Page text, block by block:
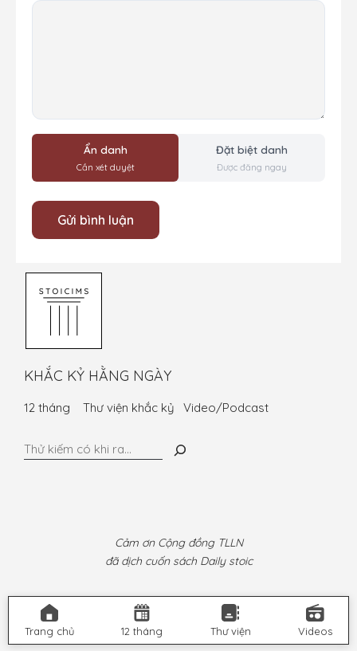
Bình
Ẩn danh
Cần xét duyệt
Đặt biệt danh
Được đăng ngay
KHẮC KỶ HẰNG NGÀY
12 tháng Thư viện khắc kỷ Video/Podcast
Tìm
Trang chủ 12 tháng Thư viện Videos
Cảm ơn Cộng đồng TLLN
đã dịch cuốn sách Daily stoic